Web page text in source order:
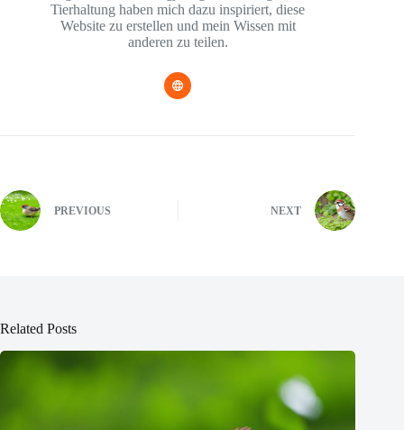
Tierhaltung haben mich dazu inspiriert, diese
Website zu erstellen und mein Wissen mit
anderen zu teilen.
PREVIOUS NEXT
Related Posts